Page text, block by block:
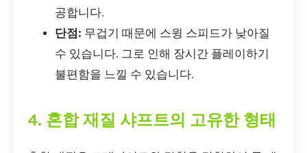
공합니다.
단점: 무겁기 때문에 스윙 스피드가 낮아질
수 있습니다. 그로 인해 장시간 플레이하기
불편함을 느낄 수 있습니다.
4. 혼합 재질 샤프트의 고유한 형태